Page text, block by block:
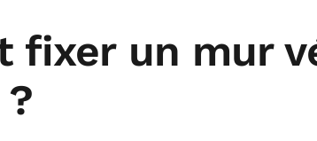
fixer un mur